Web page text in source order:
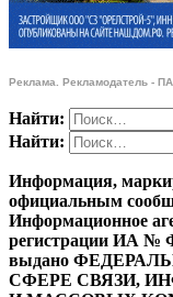
Реклама. Рекламодатель -
Найти:
Найти:
Информация,
официальным
Информационное
регистрации ИА №
выдано
СФЕРЕ СВЯЗИ,